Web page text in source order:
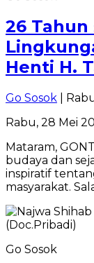
26 Tahun
Henti H.
Go Sosok |
Rabu, 28 Mei
Mataram,
budaya dan
inspiratif
masyarakat.
Go Sosok